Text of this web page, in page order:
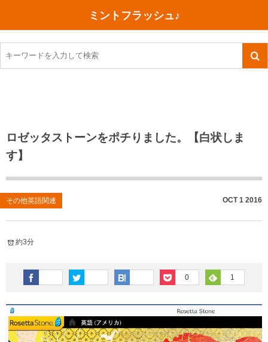
ミントフラッシュ♪
ロゼッタストーンをポチりました。【白状しま
す】
その他英語関連 OCT 1 2016
約3分
0 1
TOEIC感想・結果
TOEIC800点への道
TOEIC（作戦・ノウハウなど）
TOEIC700点への道
英単語
その他英語関連
今日買った本
ご朱印帳めぐり
川越（埼玉県）
沖縄
神戸
行ってきたあれこれ
旅行関連あれこれ
ファスティング
コスメ
ダイエット
健康あれこれ
美容あれこれ
食べ物
今日の一枚
月、星、宇宙